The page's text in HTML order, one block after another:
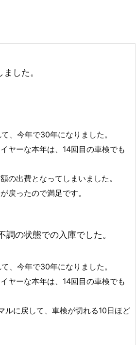
した。
、今年で30年になりました。
ヤーな本年は、14回目の車検でも
の出費となってしまいました。
戻ったので満足です。
調の状態での入庫でした。
、今年で30年になりました。
ヤーな本年は、14回目の車検でも
ルに戻して、車検が切れる10日ほど